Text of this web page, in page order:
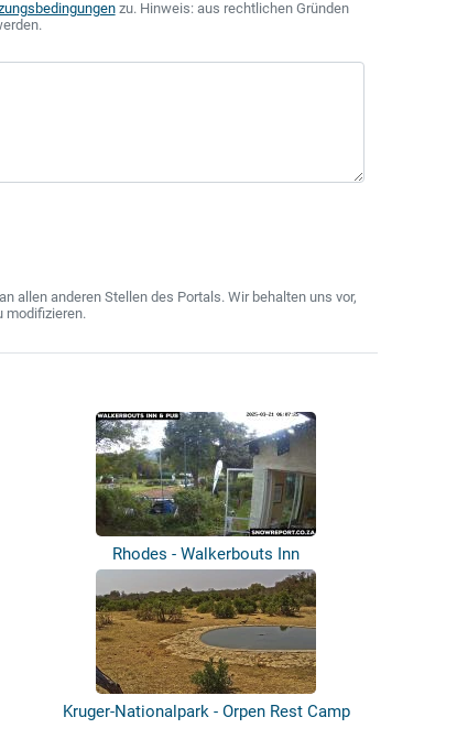
zu. Hinweis: aus rechtlichen Gründen
allen anderen Stellen des Portals. Wir behalten uns vor,
modifizieren.
Rhodes - Walkerbouts Inn
Kruger-Nationalpark - Orpen Rest Camp